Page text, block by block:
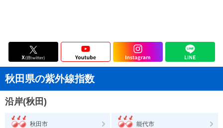
秋田県の紫外線指数
沿岸(秋田)
秋田市 能代市